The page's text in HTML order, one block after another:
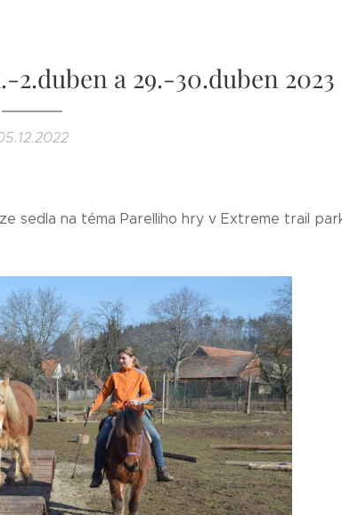
2.duben a 29.-30.duben 2023
sedla na téma Parelliho hry v Extreme trail